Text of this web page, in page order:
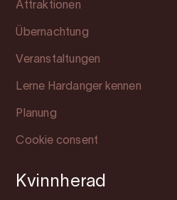
Attraktionen
Übernachtung
Veranstaltungen
Lerne Hardanger kennen
Planung
Cookie consent
Kvinnherad